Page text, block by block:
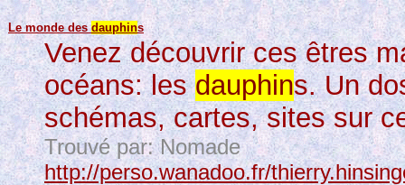
Le monde desdauphins
Venez découvrir ces êtres
océans: lesdauphins. Un
schémas, cartes, sites sur
Trouvé par: Nomade
http://perso.wanadoo.fr/